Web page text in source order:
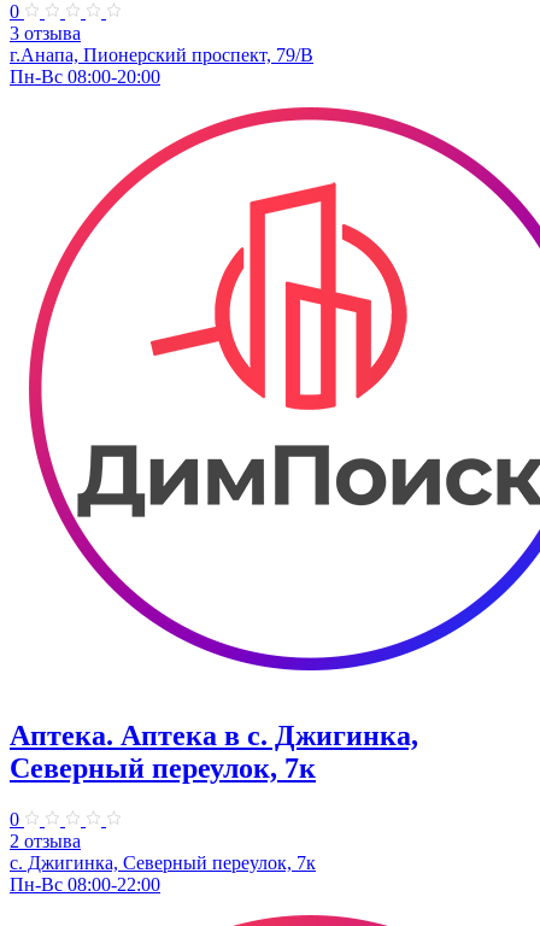
0
3 отзыва
г.Анапа, Пионерский проспект, 79/В
Пн-Вс 08:00-20:00
Аптека. Аптека в с. Джигинка,
Северный переулок, 7к
0
2 отзыва
с. Джигинка, Северный переулок, 7к
Пн-Вс 08:00-22:00